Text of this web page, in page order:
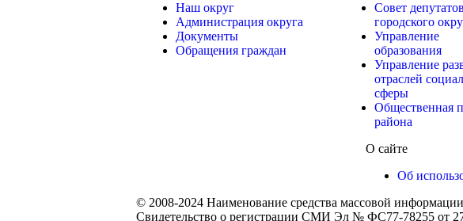
Наш округ
Администрация округа
Документы
Обращения граждан
Совет депутатов
городского
Управление
образования
Управление
отраслей
сферы
Общественная
района
О сайте
Об
© 2008-2024 Наименование средства массовой
Свидетельство о регистрации СМИ Эл № ФС77-78255 от 27